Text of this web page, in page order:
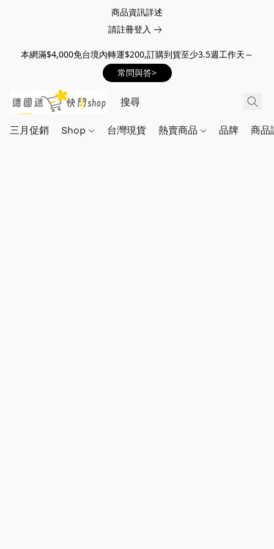
商品資訊詳述
請註冊登入
本網滿$4,000免台境內轉運$200,訂購到貨至少3.5週工作天～
常問與答>
三月促銷 Shop 台灣現貨 熱賣商品 品牌 商品